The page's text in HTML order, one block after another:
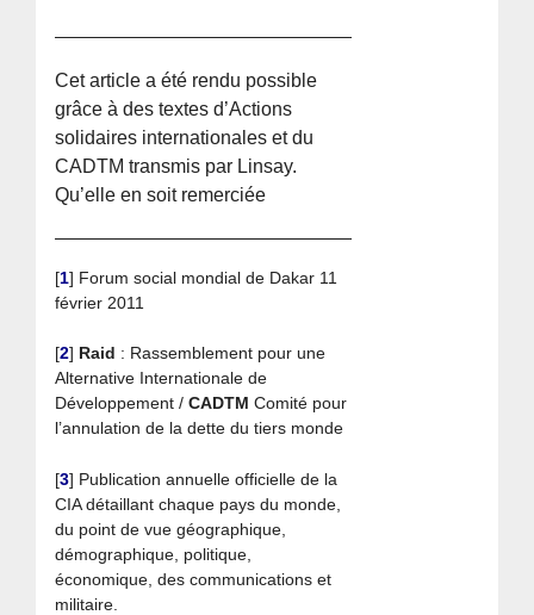
Cet article a été rendu possible
grâce à des textes d’Actions
solidaires internationales et du
CADTM transmis par Linsay.
Qu’elle en soit remerciée
[1] Forum social mondial de Dakar 11
février 2011
[2] Raid : Rassemblement pour une
Alternative Internationale de
Développement /CADTM Comité pour
l’annulation de la dette du tiers monde
[3] Publication annuelle officielle de la
CIA détaillant chaque pays du monde,
du point de vue géographique,
démographique, politique,
économique, des communications et
militaire.